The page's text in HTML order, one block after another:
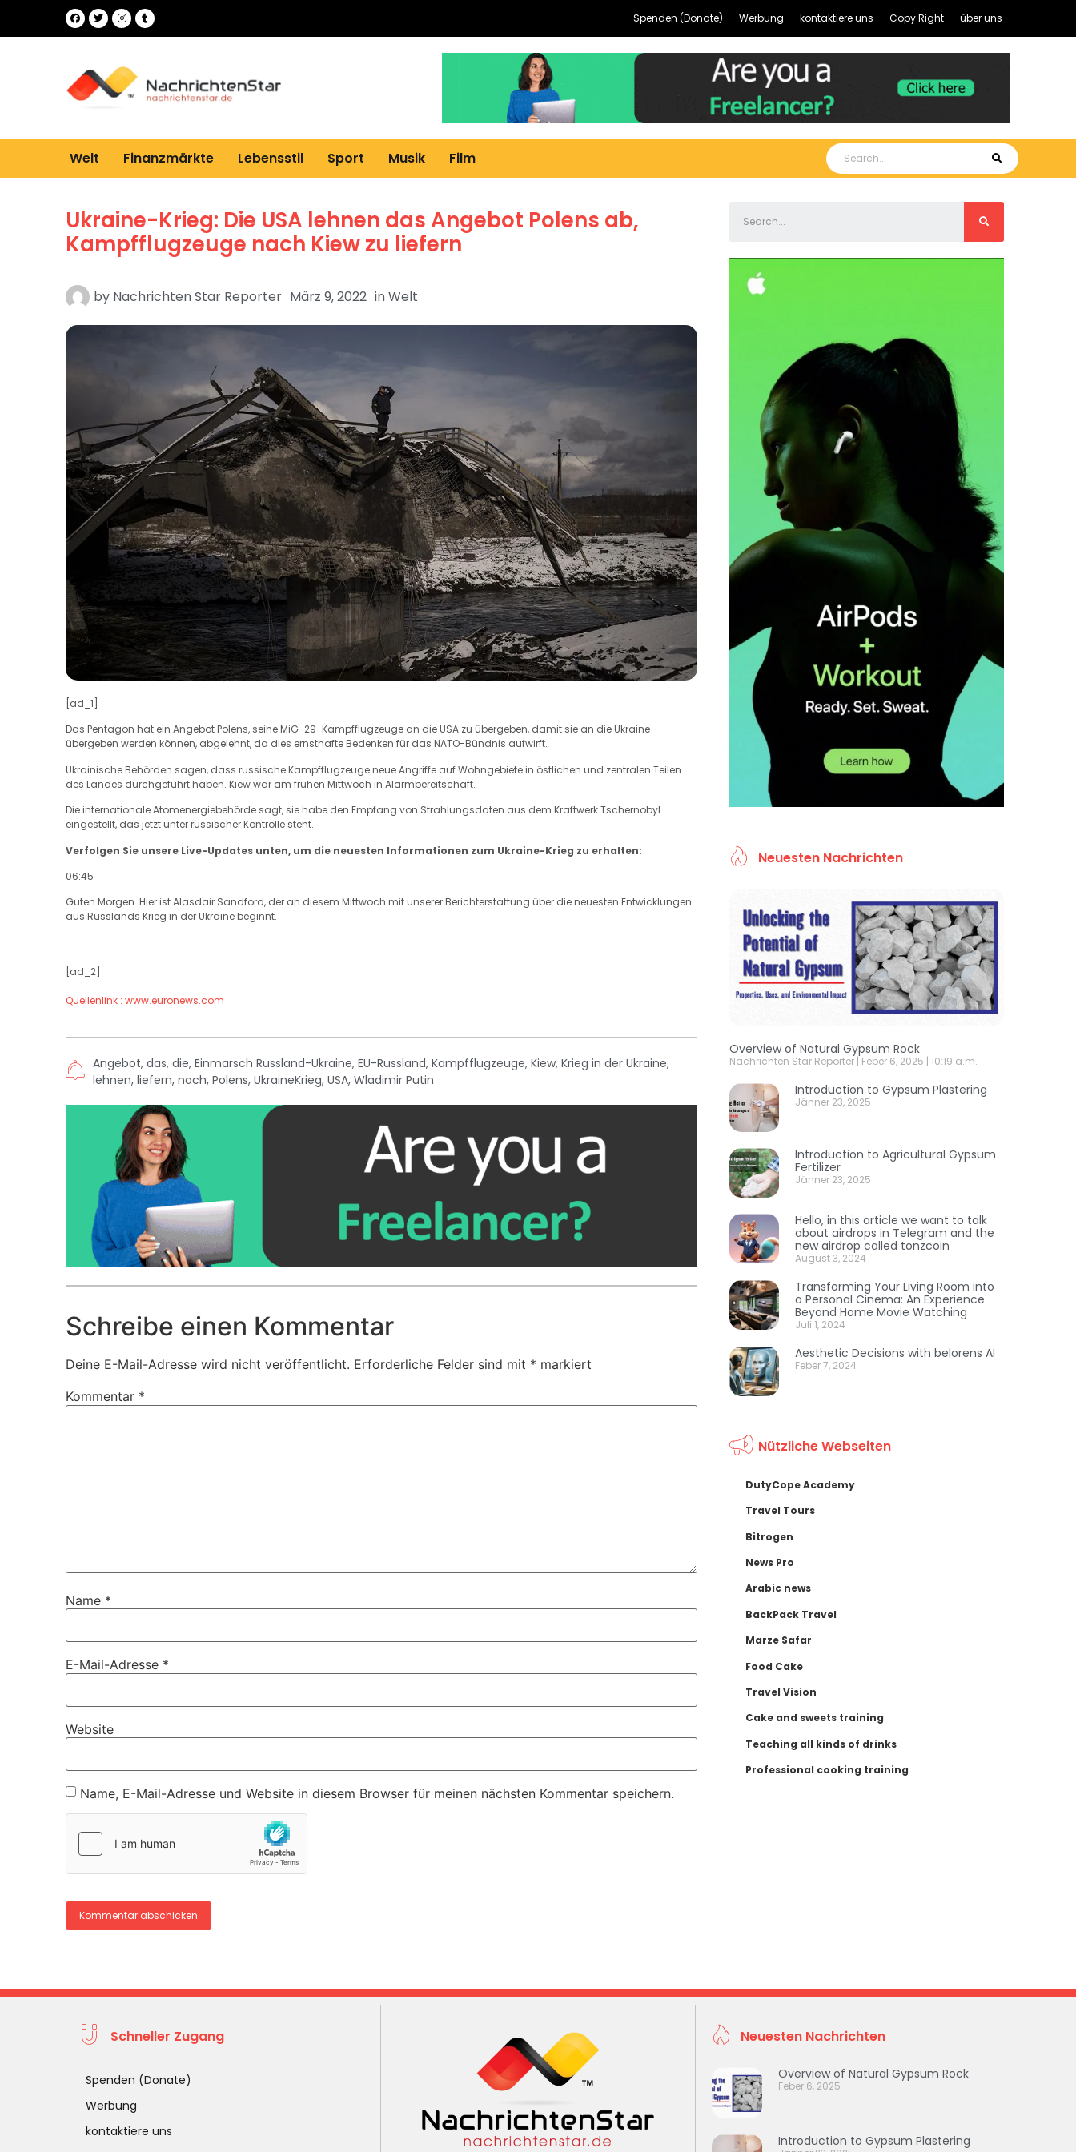
Spenden (Donate) Werbung kontaktiere uns Copy Right über uns
Welt Finanzmärkte Lebensstil Sport Musik Film
Ukraine-Krieg: Die USA lehnen das Angebot Polens ab,
Kampfflugzeuge nach Kiew zu liefern
by Nachrichten Star Reporter März 9, 2022 inWelt
[ad_1]
Das Pentagon hat ein Angebot Polens, seine MiG-29-Kampfflugzeuge an die USA zu übergeben, damit sie an die Ukraine
übergeben werden können, abgelehnt, da dies ernsthafte Bedenken für das NATO-Bündnis aufwirft.
Ukrainische Behörden sagen, dass russische Kampfflugzeuge neue Angriffe auf Wohngebiete in östlichen und zentralen Teilen
des Landes durchgeführt haben. Kiew war am frühen Mittwoch in Alarmbereitschaft.
Die internationale Atomenergiebehörde sagt, sie habe den Empfang von Strahlungsdaten aus dem Kraftwerk Tschernobyl
eingestellt, das jetzt unter russischer Kontrolle steht.
Verfolgen Sie unsere Live-Updates unten, um die neuesten Informationen zum Ukraine-Krieg zu erhalten:
06:45
Guten Morgen. Hier ist Alasdair Sandford, der an diesem Mittwoch mit unserer Berichterstattung über die neuesten Entwicklungen
aus Russlands Krieg in der Ukraine beginnt.
.
[ad_2]
Quellenlink : www.euronews.com
Angebot, das, die, Einmarsch Russland-Ukraine, EU-Russland, Kampfflugzeuge, Kiew, Krieg in der Ukraine,
lehnen, liefern, nach, Polens, UkraineKrieg, USA, Wladimir Putin
Schreibe einen Kommentar
Deine E-Mail-Adresse wird nicht veröffentlicht. Erforderliche Felder sind mit * markiert
Kommentar *
Name *
E-Mail-Adresse *
Website
Name, E-Mail-Adresse und Website in diesem Browser für meinen nächsten Kommentar speichern.
Neuesten Nachrichten
Overview of Natural Gypsum Rock
Nachrichten Star Reporter Feber 6, 2025 10:19 a.m.
Introduction to Gypsum Plastering
Jänner 23, 2025
Introduction to Agricultural Gypsum
Fertilizer
Jänner 23, 2025
Hello, in this article we want to talk
about airdrops in Telegram and the
new airdrop called tonzcoin
August 3, 2024
Transforming Your Living Room into
a Personal Cinema: An Experience
Beyond Home Movie Watching
Juli 1, 2024
Aesthetic Decisions with belorens AI
Feber 7, 2024
Nützliche Webseiten
DutyCope Academy
Travel Tours
Bitrogen
News Pro
Arabic news
BackPack Travel
Marze Safar
Food Cake
Travel Vision
Cake and sweets training
Teaching all kinds of drinks
Professional cooking training
Schneller Zugang
Spenden (Donate)
Werbung
kontaktiere uns
Neuesten Nachrichten
Overview of Natural Gypsum Rock
Feber 6, 2025
Introduction to Gypsum Plastering